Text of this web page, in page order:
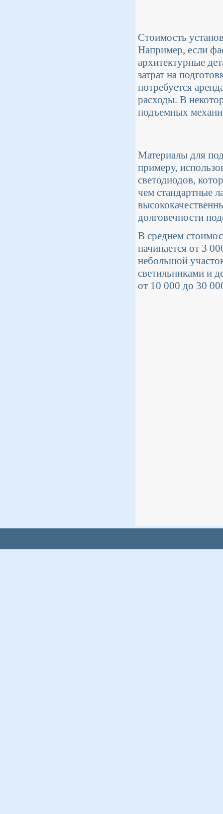
Стоимость
Например, если
архитектурные
затрат на
потребуется
расходы. В
подъемных
Материалы для
примеру,
светодиодов,
чем стандартные
долговечности
В среднем
начинается от 3
небольшой
светильниками и
от 10 000 до 30